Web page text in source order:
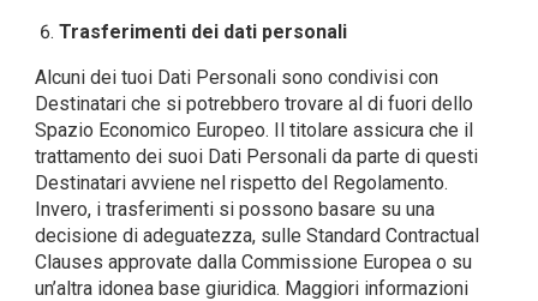
Trasferimenti dei dati personali
Alcuni dei tuoi Dati Personali sono condivisi con
Destinatari che si potrebbero trovare al di fuori dello
Spazio Economico Europeo. Il titolare assicura che il
trattamento dei suoi Dati Personali da parte di questi
Destinatari avviene nel rispetto del Regolamento.
Invero, i trasferimenti si possono basare su una
decisione di adeguatezza, sulle Standard Contractual
Clauses approvate dalla Commissione Europea o su
un’altra idonea base giuridica. Maggiori informazioni